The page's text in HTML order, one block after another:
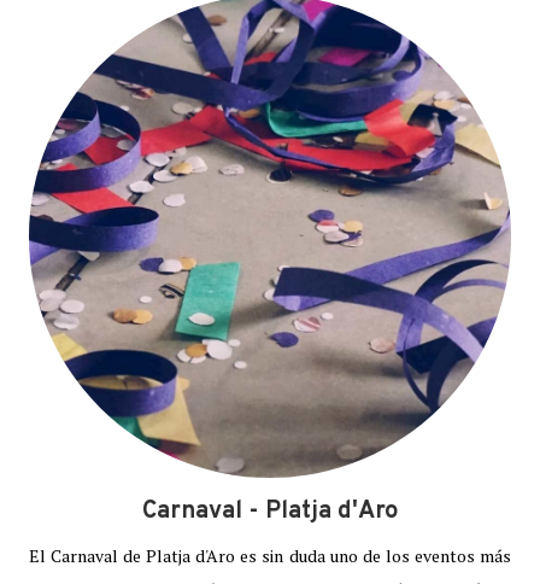
Carnaval - Platja d'Aro
El Carnaval de Platja d'Aro es sin duda uno de los eventos más